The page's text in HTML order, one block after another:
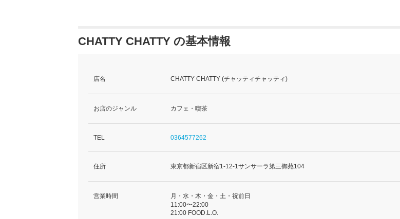
CHATTY CHATTY の基本情報
店名 CHATTY CHATTY (チャッティチャッティ)
お店のジャンル カフェ・喫茶
TEL 0364577262
住所 東京都新宿区新宿1-12-1サンサーラ第三御苑104
営業時間
月・水・木・金・土・祝前日
11:00〜22:00
21:00 FOOD.L.O.